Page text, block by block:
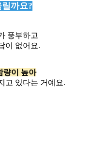
까요?
풍부하고
이 없어요.
량이 높아
고 있다는 거예요.